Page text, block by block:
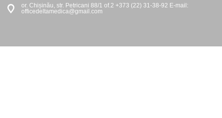
or. Chișinău, str. Petricani 88/1 of.2 +373 (22) 31-38-92 E-mail:
officedeltamedica@gmail.com